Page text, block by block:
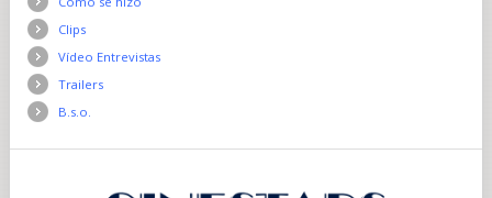
Clips
Vídeo Entrevistas
Trailers
B.s.o.